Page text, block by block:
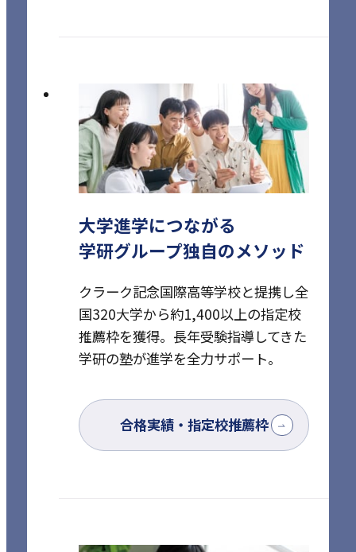
大学進学につながる
学研グループ独自のメソッド
クラーク記念国際高等学校と提携し全
国320大学から約1,400以上の指定校
推薦枠を獲得。 長年受験指導してきた
学研の塾が進学を全力サポート。
合格実績・指定校推薦枠